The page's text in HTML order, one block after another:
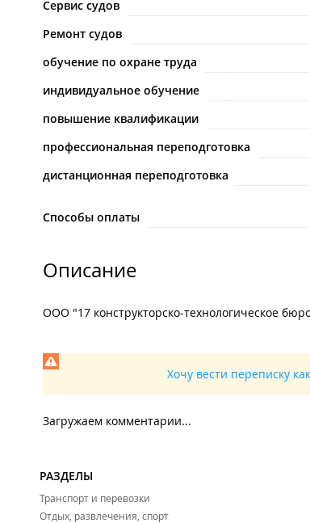
Сервис судов
Ремонт судов
обучение по охране труда
индивидуальное обучение
повышение квалификации
профессиональная переподготовка
дистанционная переподготовка
Способы оплаты
Описание
ООО "17 конструкторско-технологическое
Хочу вести переписку
Загружаем комментарии...
РАЗДЕЛЫ
Транспорт и перевозки
Отдых, развлечения, спорт